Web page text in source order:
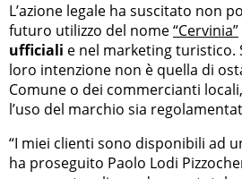
L’azione legale ha suscitato non
futuro utilizzo del nome“Cervinia”
ufficiali e nel marketing turistico.
loro intenzione non è quella di
Comune o dei commercianti
l’uso del marchio sia
“I miei clienti sono disponibili ad
ha proseguito Paolo Lodi